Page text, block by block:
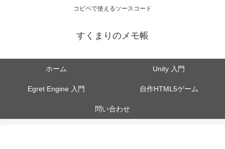
コピペで使えるソースコード
すくまりのメモ帳
ホーム Unity 入門
Egret Engine 入門 自作HTML5ゲーム
問い合わせ